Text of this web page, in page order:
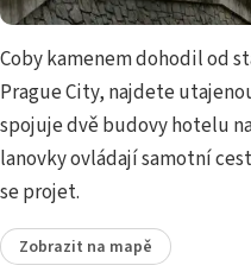
Coby kamenem dohodil od
Prague City, najdete
spojuje dvě budovy hotelu
lanovky ovládají samotní
se projet.
Zobrazit na mapě